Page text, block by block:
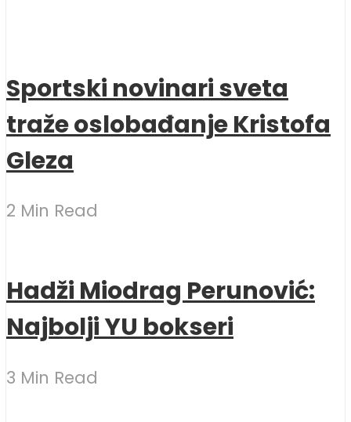
Sportski novinari sveta
traže oslobađanje Kristofa
Gleza
2 Min Read
Hadži Miodrag Perunović:
Najbolji YU bokseri
3 Min Read